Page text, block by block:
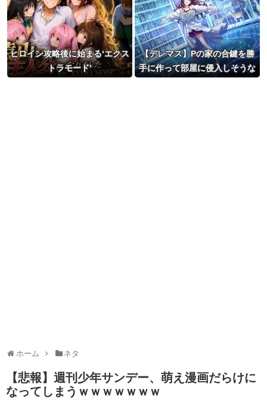
ヒロイン攻略後に始まる‘エクス
トラモード’
【デレマス】Pの家の合鍵を勝
手に作って部屋に侵入しそうな
ホーム ネタ
【悲報】週刊少年サンデー、萌え漫画だらけに
なってしまうｗｗｗｗｗｗｗ